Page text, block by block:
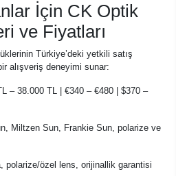
İçin CK Optik
ve Fiyatları
Türkiye’deki yetkili satış
alışveriş deneyimi sunar:
– 38.000 TL | €340 – €480 | $370 –
Miltzen Sun, Frankie Sun, polarize ve
polarize/özel lens, orijinallik garantisi